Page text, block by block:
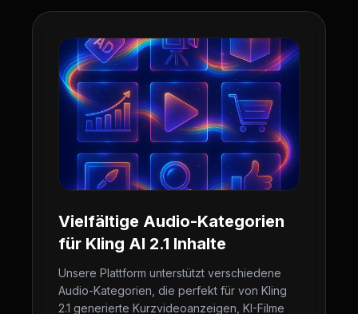
Vielfältige Audio-Kategorien
für Kling AI 2.1 Inhalte
Unsere Plattform unterstützt verschiedene
Audio-Kategorien, die perfekt für von Kling
2.1 generierte Kurzvideoanzeigen, KI-Filme